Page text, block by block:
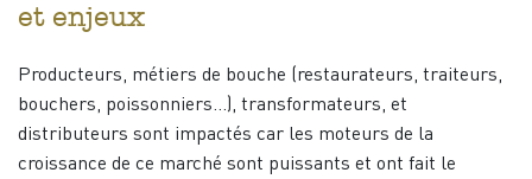
et enjeux
Producteurs, métiers de bouche (restaurateurs, traiteurs,
bouchers, poissonniers…), transformateurs, et
distributeurs sont impactés car les moteurs de la
croissance de ce marché sont puissants et ont fait le